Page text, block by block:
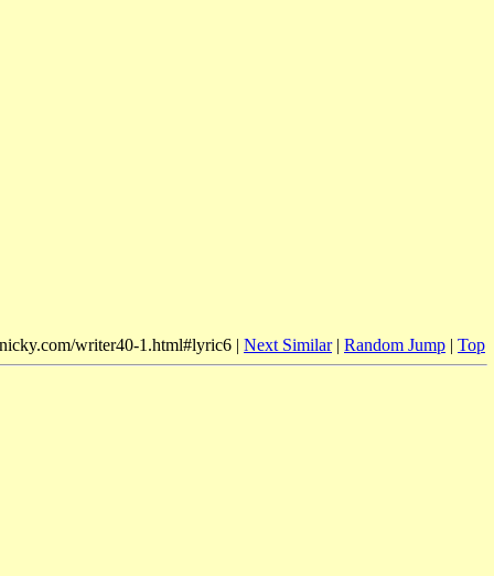
writer40-1.html#lyric6 | Next Similar| Random Jump | Top